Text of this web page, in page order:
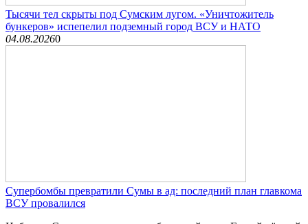
Тысячи тел скрыты под Сумским лугом. «Уничтожитель
бункеров» испепелил подземный город ВСУ и НАТО
04.08.20260
Супербомбы превратили Сумы в ад: последний план главкома
ВСУ провалился